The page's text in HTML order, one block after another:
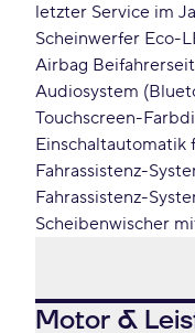
letzter Service im
Scheinwerfer Eco-
Airbag
Audiosystem
Touchscreen-
Einschaltautomatik
Fahrassistenz-
Fahrassistenz-
Scheibenwischer
Motor &